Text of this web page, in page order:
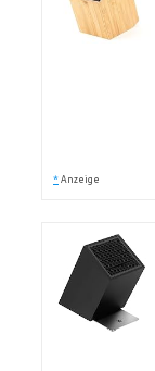
* Anzeige